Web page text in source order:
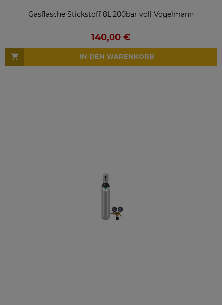
Gasflasche Stickstoff 8L 200bar voll Vogelmann
140,00 €
IN DEN WARENKORB